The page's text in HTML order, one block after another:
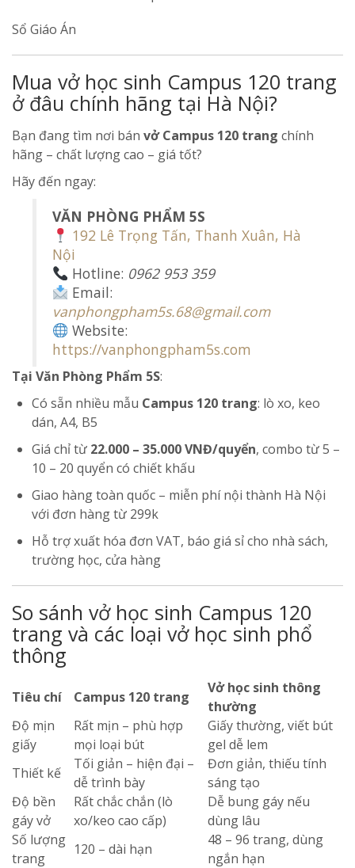
Sổ Giáo Án
Mua vở học sinh Campus 120 trang
ở đâu chính hãng tại Hà Nội?
Bạn đang tìm nơi bán vở Campus 120 trang chính
hãng – chất lượng cao – giá tốt?
Hãy đến ngay:
VĂN PHÒNG PHẨM 5S
192 Lê Trọng Tấn, Thanh Xuân, Hà
Nội
Hotline: 0962 953 359
Email:
vanphongpham5s.68@gmail.com
Website:
https://vanphongpham5s.com
Tại Văn Phòng Phẩm 5S:
Có sẵn nhiều mẫu Campus 120 trang: lò xo, keo
dán, A4, B5
Giá chỉ từ 22.000 – 35.000 VNĐ/quyển, combo từ 5 –
10 – 20 quyển có chiết khấu
Giao hàng toàn quốc – miễn phí nội thành Hà Nội
với đơn hàng từ 299k
Hỗ trợ xuất hóa đơn VAT, báo giá sỉ cho nhà sách,
trường học, cửa hàng
So sánh vở học sinh Campus 120
trang và các loại vở học sinh phổ
thông
Tiêu chí Campus 120 trang
Vở học sinh thông
thường
Độ mịn
giấy
Rất mịn – phù hợp
mọi loại bút
Giấy thường, viết bút
gel dễ lem
Thiết kế
Tối giản – hiện đại –
dễ trình bày
Đơn giản, thiếu tính
sáng tạo
Độ bền
gáy vở
Rất chắc chắn (lò
xo/keo cao cấp)
Dễ bung gáy nếu
dùng lâu
Số lượng
trang
120 – dài hạn
48 – 96 trang, dùng
ngắn hạn